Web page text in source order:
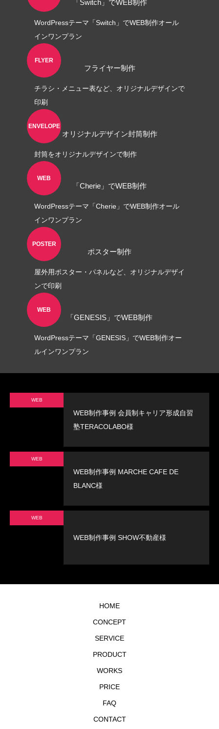
「Switch」でWEB制作
WordPressテーマ「Switch」でWEB制作オール
インワンプラン
FLYER
フライヤー制作
チラシ・メニュー表など、オリジナルデザインで
印刷
ENVELOPE
オリジナルデザイン封筒制作
封筒をオリジナルデザインで制作
WEB
「Cherie」でWEB制作
WordPressテーマ「Cherie」でWEB制作オール
インワンプラン
POSTER
ポスター制作
屋外用ポスター・パネルなど、オリジナルデザイ
ンで印刷
WEB
「GENESIS」でWEB制作
WordPressテーマ「GENESIS」でWEB制作オー
ルインワンプラン
WEB
WEB制作事例 会員制キャリア形成自習
塾TERACOLABO様
WEB
WEB制作事例 MARCHE CAFE DE
BLANC様
WEB
WEB制作事例 SHOW不動産様
HOME
CONCEPT
SERVICE
PRODUCT
WORKS
PRICE
FAQ
CONTACT